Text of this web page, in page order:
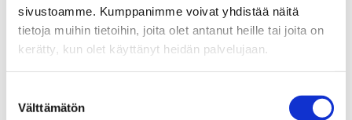
sivustoamme. Kumppanimme voivat yhdistää näitä
tietoja muihin tietoihin, joita olet antanut heille tai joita on
kerätty, kun olet käyttänyt heidän palvelujaan.
valinta
Välttämätön
kertyy palkkatukityön ajalta 100-
prosenttisesti.
57 vuotta täyttäneet